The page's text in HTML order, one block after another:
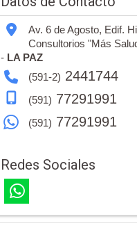
Av. 6 de Agosto, Edif.
Consultorios "Más
- LA PAZ
(591-2) 2441744
(591) 77291991
(591) 77291991
Redes Sociales